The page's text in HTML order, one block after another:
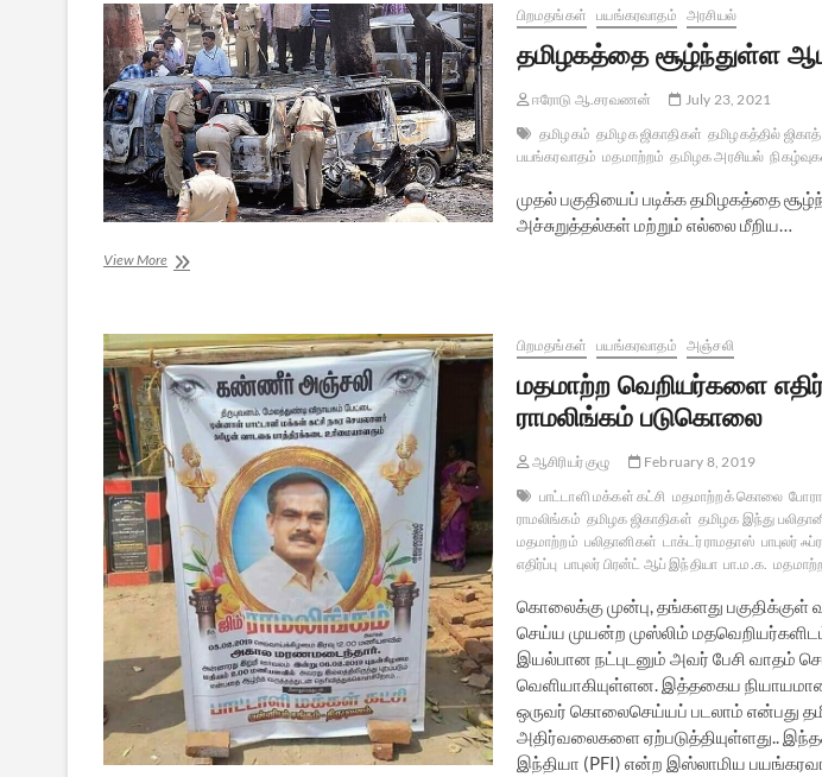
பிறமதங்கள்
பயங்கரவாதம் அரசியல்
தமிழகத்தை சூழ்ந்துள்ள
ஈரோடு ஆ.சரவணன்
July 23, 2021
தமிழகம் தமிழக ஜிகாதிகள் தமிழகத்தில் ஜிகாத்
பயங்கரவாதம் மதமாற்றம் தமிழக அரசியல்
முதல் பகுதியைப் படிக்க தமிழகத்தை
அச்சுறுத்தல்கள் மற்றும் எல்லை மீறிய…
View Moreதமிழகத்தை
பாகம்
2
பிறமதங்கள் பயங்கரவாதம் அஞ்சலி
மதமாற்ற வெறியர்களை
ராமலிங்கம் படுகொலை
ஆசிரியர் குழு
February 8, 2019
பாட்டாளி மக்கள் கட்சி மதமாற்றக் கொலை
ராமலிங்கம் தமிழக ஜிகாதிகள் தமிழக இந்து
மதமாற்றம் பலிதானிகள் டாக்டர் ராமதாஸ் பாபுலர்
எதிர்ப்பு பாபுலர் பிரன்ட் ஆப் இந்தியா பா.ம.க.
கொலைக்கு முன்பு, தங்களது பகுதிக்குள்
செய்ய முயன்ற முஸ்லிம்
இயல்பான நட்புடனும் அவர் பேசி வாதம்
வெளியாகியுள்ளன. இத்தகைய
ஒருவர் கொலைசெய்யப் படலாம் என்பது
அதிர்வலைகளை ஏற்படுத்தியுள்ளது..
இந்தியா (PFI) என்ற இஸ்லாமிய